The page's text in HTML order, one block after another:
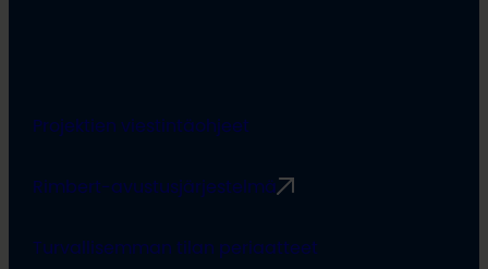
Projektien viestintäohjeet
Rimbert-avustusjärjestelmä
Turvallisemman tilan periaatteet